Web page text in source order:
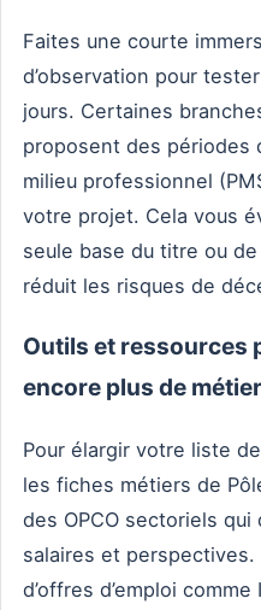
Faites une courte
d’observation pour
jours. Certaines
proposent des périodes
milieu professionnel
votre projet. Cela vous
seule base du titre ou
réduit les risques de
Outils et ressources
encore plus de
Pour élargir votre liste
les fiches métiers de
des OPCO sectoriels
salaires et
d’offres d’emploi